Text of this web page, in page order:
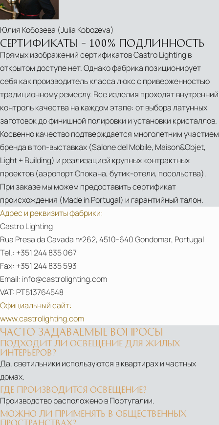
&
ARCHITECTURE
AWARD
PROJECT
BY
CLÉ
DE
MAISON
CASTRO
SPECIALS
|
ONE-
OF-
A-
KIND
STORY
SUPERSALONE
2021
|
CASTRO
LIGHTING
PRESENTS
THE
LATEST
COLLECTIONS
-
INTERIORS
MADE
ICONIC
RAINFOREST
WALL
LIGHT
Новость
ГАРМОНИЯ
СВЕТА
С
Юлия Кобозева (Julia Kobozeva)
СЕРТИФИКАТЫ – 100% ПОДЛИННОСТЬ
Прямых изображений сертификатов Castro Lighting в
открытом доступе нет. Однако фабрика позиционирует
себя как производитель класса люкс с приверженностью
традиционному ремеслу. Все изделия проходят внутренний
контроль качества на каждом этапе: от выбора латунных
заготовок до финишной полировки и установки кристаллов.
Косвенно качество подтверждается многолетним участием
бренда в топ‑выставках (Salone del Mobile, Maison&Objet,
Light + Building) и реализацией крупных контрактных
проектов (аэропорт Спокана, бутик‑отели, посольства).
При заказе мы можем предоставить сертификат
происхождения (Made in Portugal) и гарантийный талон.
Адрес и реквизиты фабрики:
Castro Lighting
Rua Presa da Cavada nº262, 4510-640 Gondomar, Portugal
Tel.: +351 244 835 067
Fax: +351 244 835 593
Email: info@castrolighting.com
VAT: PT513764548
Официальный сайт:
www.castrolighting.com
ЧАСТО ЗАДАВАЕМЫЕ ВОПРОСЫ
ПОДХОДИТ ЛИ ОСВЕЩЕНИЕ ДЛЯ ЖИЛЫХ
ИНТЕРЬЕРОВ?
Да, светильники используются в квартирах и частных
домах.
ГДЕ ПРОИЗВОДИТСЯ ОСВЕЩЕНИЕ?
Производство расположено в Португалии.
МОЖНО ЛИ ПРИМЕНЯТЬ В ОБЩЕСТВЕННЫХ
ПРОСТРАНСТВАХ?